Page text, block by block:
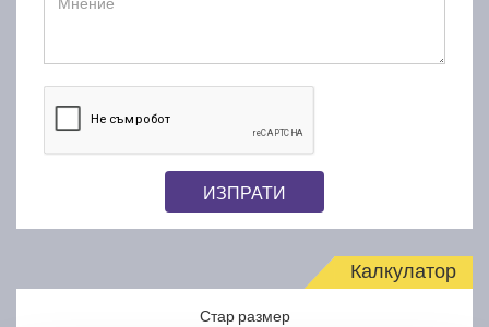
ИЗПРАТИ
Калкулатор
Стар размер